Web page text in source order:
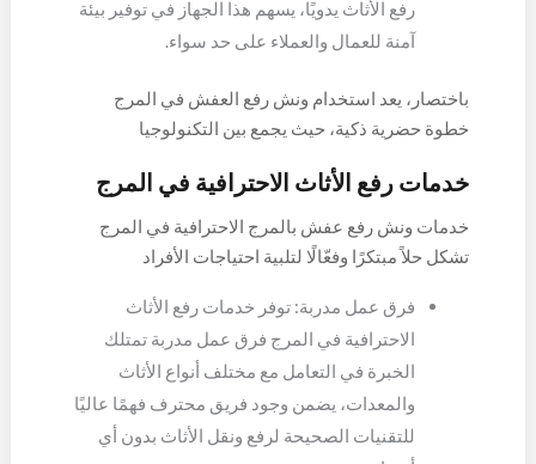
رفع الأثاث يدويًا، يسهم هذا الجهاز في توفير بيئة
آمنة للعمال والعملاء على حد سواء.
باختصار، يعد استخدام ونش رفع العفش في المرج
خطوة حضرية ذكية، حيث يجمع بين التكنولوجيا
فاعلية وسلامة.
خدمات رفع الأثاث الاحترافية في المرج
خدمات ونش رفع عفش بالمرج الاحترافية في المرج
تشكل حلاً مبتكرًا وفعّالًا لتلبية احتياجات الأفراد
على هذه الخدمات:
فرق عمل مدربة: توفر خدمات رفع الأثاث
الاحترافية في المرج فرق عمل مدربة تمتلك
الخبرة في التعامل مع مختلف أنواع الأثاث
والمعدات، يضمن وجود فريق محترف فهمًا عاليًا
للتقنيات الصحيحة لرفع ونقل الأثاث بدون أي